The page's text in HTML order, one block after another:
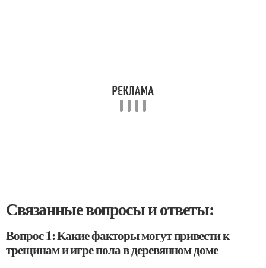
Связанные вопросы и ответы:
Вопрос 1: Какие факторы могут привести к
трещинам и игре пола в деревянном доме